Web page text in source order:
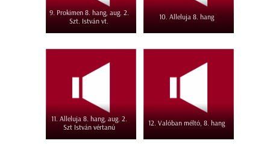
9. Prokimen 8. hang, aug. 2.
Szt. István vt.
10. Alleluja 8. hang
11. Alleluja 8. hang, aug. 2.
Szt István vértanú
12. Valóban méltó, 8. hang